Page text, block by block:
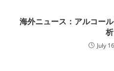
海外ニュース：アルコー
析
July